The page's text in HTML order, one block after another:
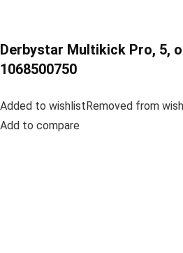
Derbystar Multikick Pro, 5,
1068500750
Added to wishlistRemoved from
Add to compare